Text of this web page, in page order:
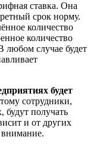
ставка. Она
срок норму.
количество
количество
любом случае будет
будет
сотрудники,
будут получать
и от других